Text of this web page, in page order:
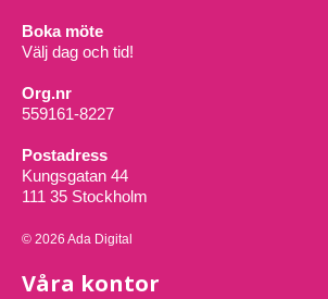
Boka möte
Välj dag och tid!
Org.nr
559161-8227
Postadress
Kungsgatan 44
111 35 Stockholm
© 2026 Ada Digital
Våra kontor